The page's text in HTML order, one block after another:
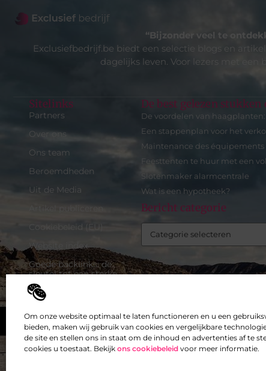
Om onze website optimaal te laten functioneren en u een
bieden, maken wij gebruik van cookies en vergelijkbare
de site en stellen ons in staat om de inhoud en advertenties af te
cookies u toestaat. Bekijk ons cookiebeleid voor meer informatie.
Top
“Bijzonder veel te
Exclusiefbedrijf.be biedt een selectie blogs en
dagelijks leven. Voor lezers met een
Sitelinks
Partners
Over ons
Ons team
Beroemdheden
Uit de Media
Artikel publiceren
Cookiebeleid (EU)
Website index
Goede backlinks: de
sleutel tot een sterke
online autoriteit
Inkomsten genereren met
mijn website: zo maak je
van je site een
verdienmachine
De best gelezen stukken
De voordelen van
Een stappenplan voor het
Maintenance des équipements
Feesttenten te huur met een
Slotenmaker alarmcentrale
Wat is een hypotheek?
Bericht categorie
www.exclusiefbedrijf.be.